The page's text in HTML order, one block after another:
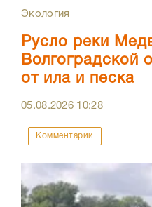
Экология
Русло реки
Волгоградской
от ила и песка
05.08.2026 10:28
Комментарии